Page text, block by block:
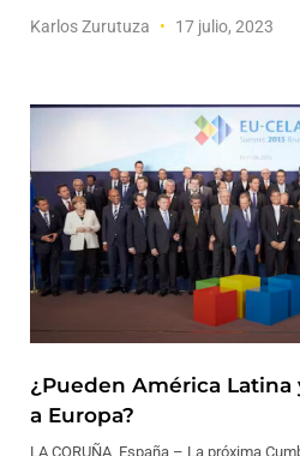
Karlos Zurutuza 17 julio, 2023
¿Pueden América Latina
a Europa?
LA CORUÑA, España – La próxima